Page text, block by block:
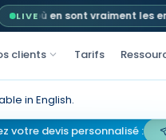
LIVE
sont vraiment les entreprises
clients Tarifs
votre devis personnalisé :
in English.